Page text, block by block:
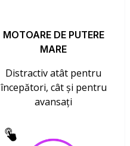
MOTOARE DE PUTERE
MARE
Distractiv atât pentru
începători, cât și pentru
avansați